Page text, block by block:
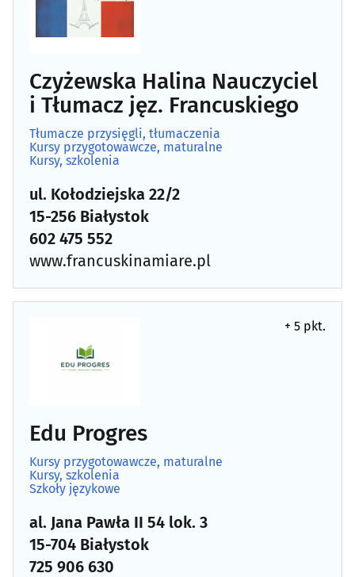
Czyżewska Halina Nauczyciel
i Tłumacz jęz. Francuskiego
Tłumacze przysięgli, tłumaczenia
Kursy przygotowawcze, maturalne
Kursy, szkolenia
ul. Kołodziejska 22/2
15-256 Białystok
602 475 552
www.francuskinamiare.pl
+ 5 pkt.
Edu Progres
Kursy przygotowawcze, maturalne
Kursy, szkolenia
Szkoły językowe
al. Jana Pawła II 54 lok. 3
15-704 Białystok
725 906 630